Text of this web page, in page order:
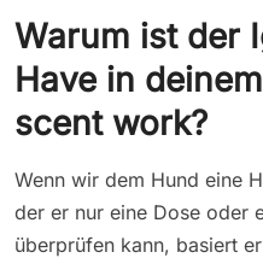
Warum ist der
Have in
scent work?
Wenn wir dem Hund eine
der er nur eine Dose oder
überprüfen kann, basiert